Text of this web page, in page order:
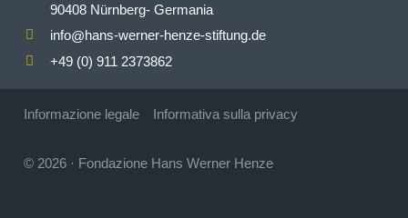
90408 Nürnberg- Germania
info@hans-werner-henze-stiftung.de
+49 (0) 911 2373862
Informazione legale Informativa sulla privacy
© 2026 · Fondazione Hans Werner Henze